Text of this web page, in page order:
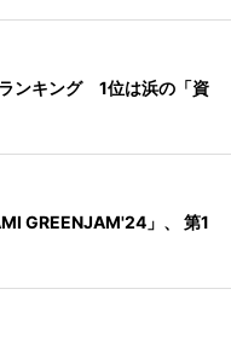
ンキング 1位は浜の「資
GREENJAM'24」、 第1